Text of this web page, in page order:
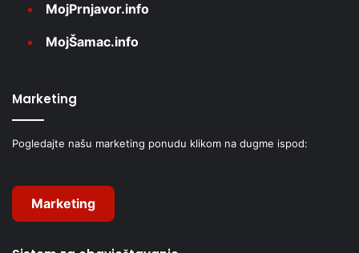
MojPrnjavor.info
MojŠamac.info
Marketing
Pogledajte našu marketing ponudu klikom na dugme ispod:
Marketing